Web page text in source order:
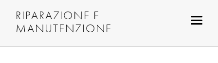
RIPARAZIONE E
MANUTENZIONE